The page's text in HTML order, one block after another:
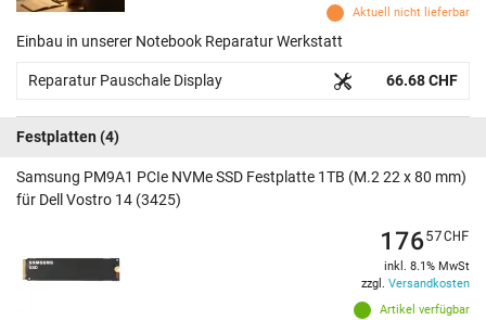
Aktuell nicht lieferbar
Einbau in unserer Notebook Reparatur Werkstatt
Reparatur Pauschale Display 66.68 CHF
Festplatten (4)
Samsung PM9A1 PCIe NVMe SSD Festplatte 1TB (M.2 22 x 80 mm)
für Dell Vostro 14 (3425)
Artikel verfügbar
17657CHF
inkl. 8.1% MwSt
zzgl. Versandkosten